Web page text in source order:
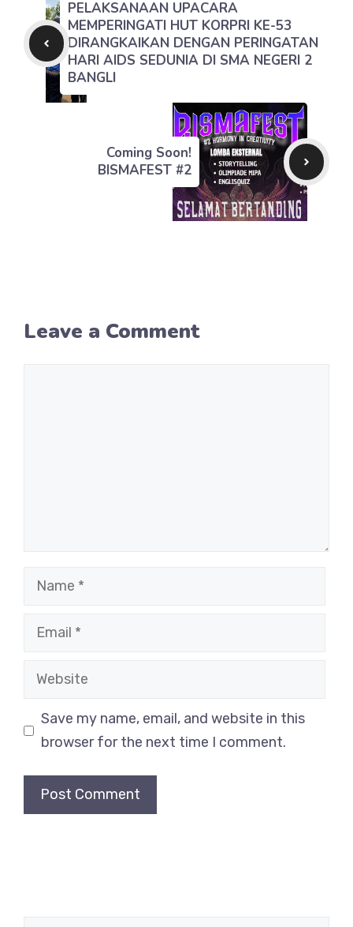
PELAKSANAAN UPACARA
MEMPERINGATI HUT KORPRI KE-53
DIRANGKAIKAN DENGAN PERINGATAN
HARI AIDS SEDUNIA DI SMA NEGERI 2
BANGLI
Coming Soon!
BISMAFEST #2
Leave a Comment
Name
Email
Website
Save my name, email, and website in this
browser for the next time I comment.